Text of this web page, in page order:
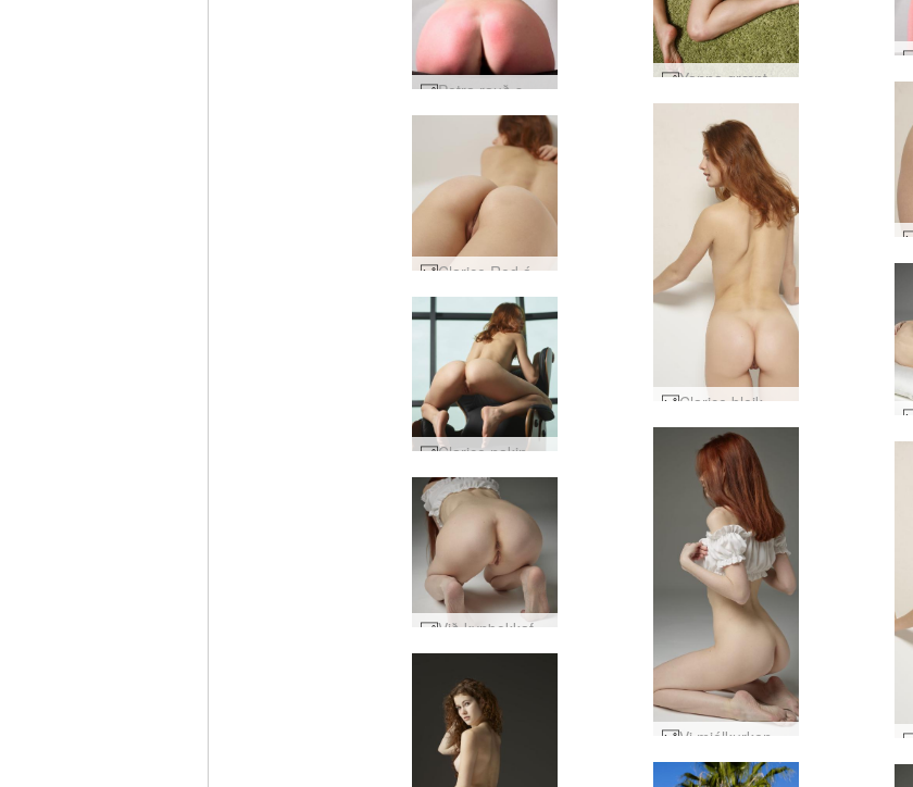
Petra rauð smávaxin #91
Yanna grænt gólfmotta hluti1 #33
Clarice bleik og rauð #32
Clarice Red ástríðu #17
Clarice nakin slappandi #31
Við kynþokkafullur kyrrlátur #36